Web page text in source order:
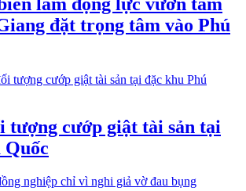
đặt trọng tâm vào Phú
tượng cướp giật tài sản tại
Quốc